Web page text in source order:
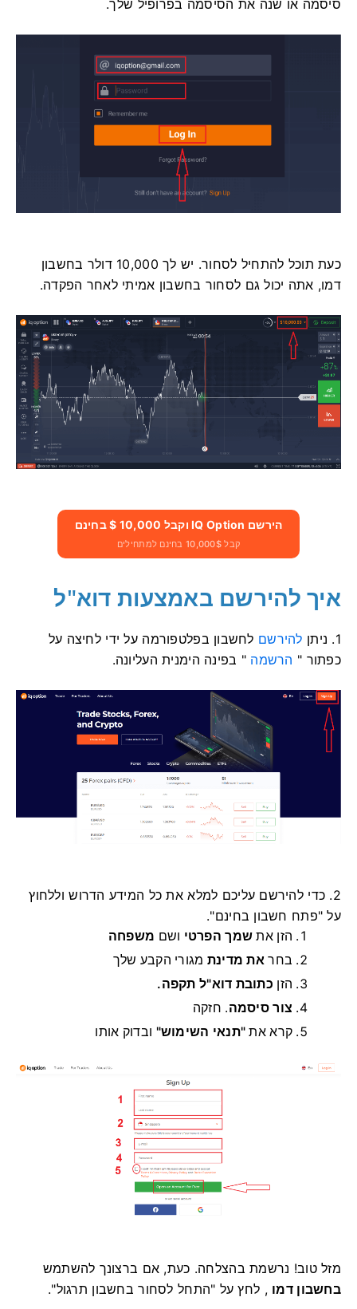
סיסמה או שנה את הסיסמה בפרופיל שלך.
כעת תוכל להתחיל לסחור. יש לך 10,000 דולר בחשבון
דמו, אתה יכול גם לסחור בחשבון אמיתי לאחר הפקדה.
הירשם IQ Option וקבל 10,000 $ בחינם
קבל 10,000$ בחינם למתחילים
איך להירשם באמצעות דוא"ל
1. ניתן להירשם לחשבון בפלטפורמה על ידי לחיצה על
כפתור " הרשמה " בפינה הימנית העליונה.
2. כדי להירשם עליכם למלא את כל המידע הדרוש וללחוץ
על "פתח חשבון בחינם".
הזן את שמך הפרטי ושם משפחה
בחר את מדינת מגורי הקבע שלך
הזן כתובת דוא"ל תקפה.
צור סיסמה חזקה .
קרא את "תנאי השימוש" ובדוק אותו
מזל טוב! נרשמת בהצלחה. כעת, אם ברצונך להשתמש
בחשבון דמו , לחץ על "התחל לסחור בחשבון תרגול".